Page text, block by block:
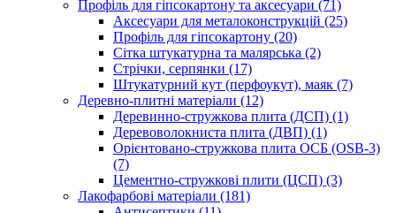
Профіль для гіпсокартону та аксесуари (71)
Аксесуари для металоконструкцій (25)
Профіль для гіпсокартону (20)
Сітка штукатурна та малярська (2)
Стрічки, серпянки (17)
Штукатурний кут (перфоукут), маяк (7)
Деревно-плитні матеріали (12)
Деревинно-стружкова плита (ДСП) (1)
Деревоволокниста плита (ДВП) (1)
Орієнтовано-стружкова плита ОСБ (OSB-3)
(7)
Цементно-стружкові плити (ЦСП) (3)
Лакофарбові матеріали (181)